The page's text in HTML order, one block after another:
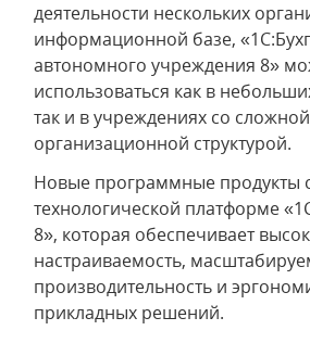
деятельности нескольких
информационной базе,
автономного учреждения 8»
использоваться как в
так и в учреждениях со сложной
организационной структурой.
Новые программные продукты
технологической платформе
8», которая обеспечивает
настраиваемость,
производительность и
прикладных решений.